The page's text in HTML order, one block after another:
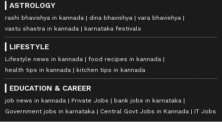
ASTROLOGY
rashi bhavishya in kannada dina bhavishya
vara bhavishya
vastu shastra in kannada
karnataka festivals
LIFESTYLE
Lifestyle news in kannada
food recipes in kannada
health tips in kannada
kitchen tips in kannada
EDUCATION & CAREER
job news in kannada Private Jobs
bank jobs in karnataka
Government jobs in karnataka
Central Govt Jobs in Kannada IT Jobs